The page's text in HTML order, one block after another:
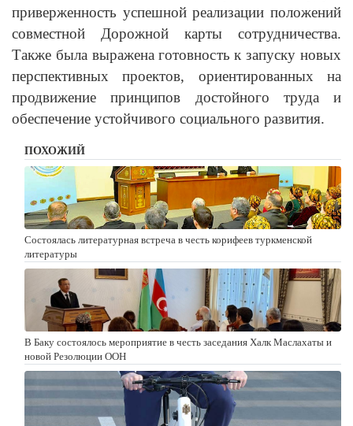
приверженность успешной реализации положений
совместной Дорожной карты сотрудничества.
Также была выражена готовность к запуску новых
перспективных проектов, ориентированных на
продвижение принципов достойного труда и
обеспечение устойчивого социального развития.
ПОХОЖИЙ
Состоялась литературная встреча в честь корифеев туркменской
литературы
В Баку состоялось мероприятие в честь заседания Халк Маслахаты и
новой Резолюции ООН